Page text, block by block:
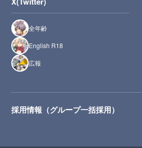
全年齢
English R18
広報
採用情報（グループ一括採用）